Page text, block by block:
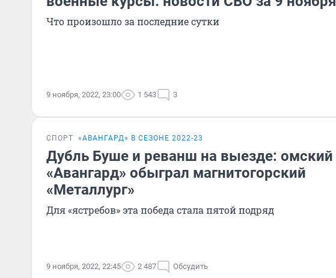
Что произошло за последние сутки
9 ноября, 2022, 23:00 1 543 3
СПОРТ «АВАНГАРД» В СЕЗОНЕ 2022-23
Дубль Буше и реванш на выезде: омский
«Авангард» обыграл магнитогорский
«Металлург»
Для «ястребов» эта победа стала пятой подряд
9 ноября, 2022, 22:45 2 487 Обсудить